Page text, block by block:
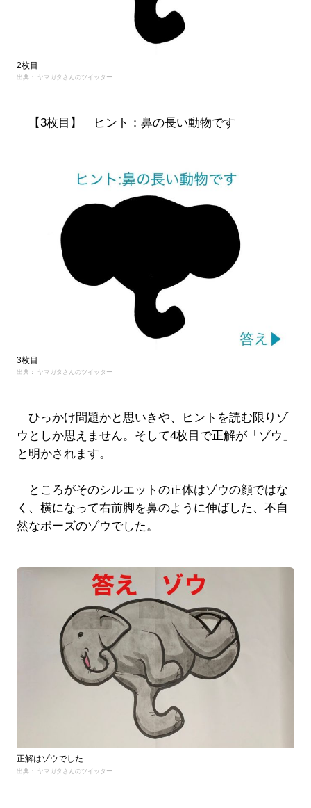
2枚目
出典： ヤマガタさんのツイッター
【3枚目】 ヒント：鼻の長い動物です
3枚目
出典： ヤマガタさんのツイッター
ひっかけ問題かと思いきや、ヒントを読む限りゾ
ウとしか思えません。そして4枚目で正解が「ゾウ」
と明かされます。
ところがそのシルエットの正体はゾウの顔ではな
く、横になって右前脚を鼻のように伸ばした、不自
然なポーズのゾウでした。
正解はゾウでした
出典： ヤマガタさんのツイッター